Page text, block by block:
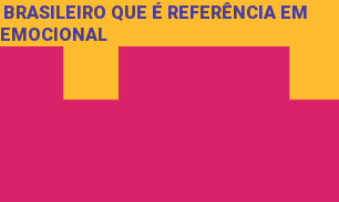
QUE É REFERÊNCIA EM